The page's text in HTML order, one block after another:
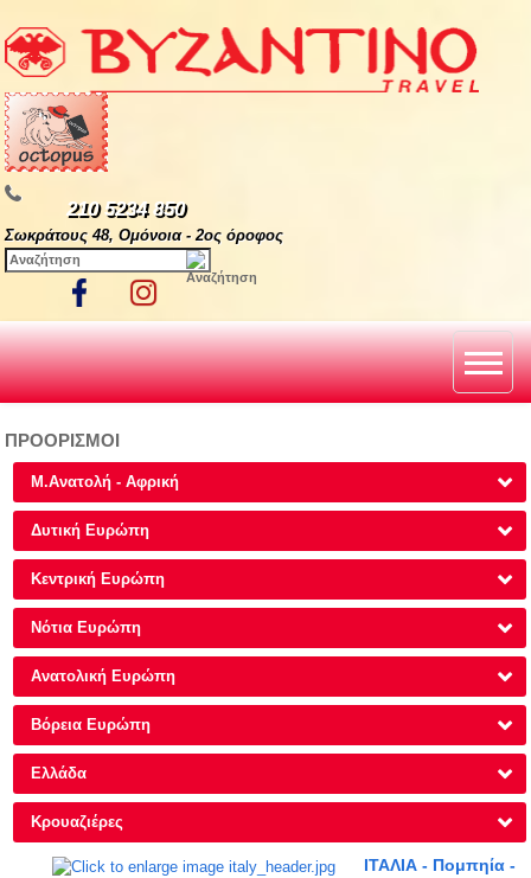
210 5234 850
Σωκράτους 48, Ομόνοια - 2ος όροφος
ΠΡΟΟΡΙΣΜΟΙ
Μ.Ανατολή - Αφρική
Δυτική Ευρώπη
Κεντρική Ευρώπη
Νότια Ευρώπη
Ανατολική Ευρώπη
Βόρεια Ευρώπη
Ελλάδα
Κρουαζιέρες
ΙΤΑΛΙΑ - Πομπηία -